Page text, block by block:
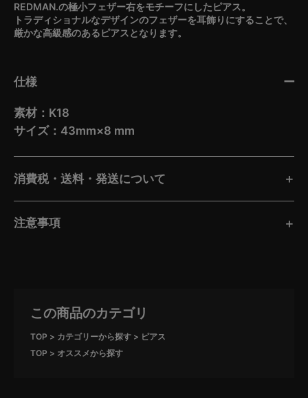
REDMAN.の極小フェザー右をモチーフにしたピアス。
トラディショナルなデザインのフェザーを耳飾りにすることで、
厳かな高級感のあるピアスとなります。
仕様
素材：K18
サイズ：43mm×8 mm
消費税・送料・発送について
注意事項
この商品のカテゴリ
TOP カテゴリーから探す
ピアス
TOP
オススメから探す